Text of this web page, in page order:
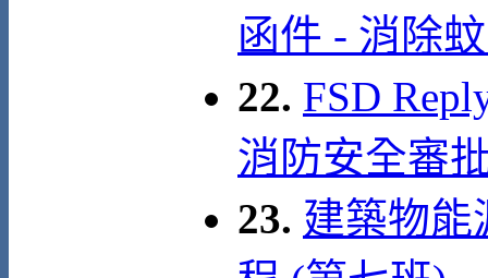
函件 - 消除
22. FSD
消防安全審
23. 建築物能